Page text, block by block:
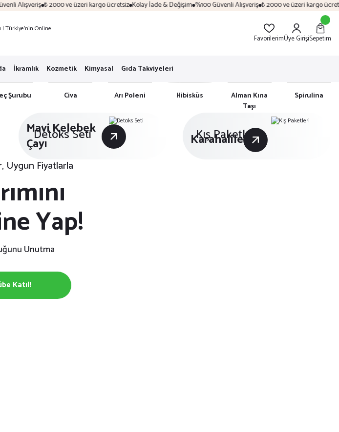
₺ 2000 ve üzeri kargo ücretsiz Kolay İade & Değişim %100 Güvenli Alışveriş ₺ 2000 ve üzeri kargo ücretsiz Kolay
FavorilerimÜye GirişiSepetim
İkramlık Kozmetik Kimyasal Gıda Takviyeleri
Şurubu Civa Arı Poleni Hibisküs
Alman Kına
Taşı
Spirulina
Detoks Seti Kış Paketleri
Uygun Fiyatlarla
Yap!
Unutma
Katıl!
Mavi Kelebek
Çayı
Karahalile